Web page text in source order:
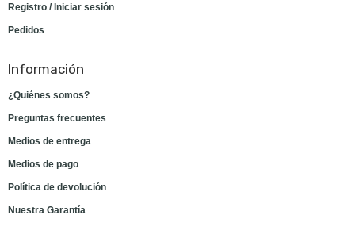
Registro / Iniciar sesión
Pedidos
Información
¿Quiénes somos?
Preguntas frecuentes
Medios de entrega
Medios de pago
Política de devolución
Nuestra Garantía